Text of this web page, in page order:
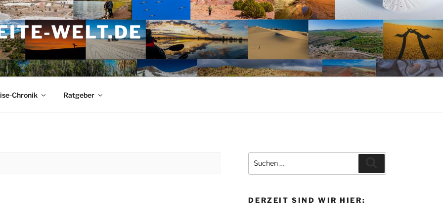
WELT.DE
Chronik Ratgeber
nach:
DERZEIT SIND WIR HIER: